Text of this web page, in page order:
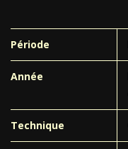
Période
Année
Technique